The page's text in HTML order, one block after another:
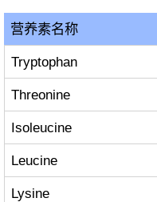
营养素名称
Tryptophan
Threonine
Isoleucine
Leucine
Lysine